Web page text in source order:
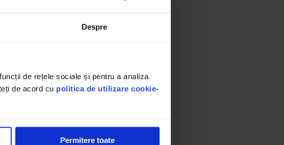
Despre
de rețele sociale și pentru a analiza
de acord cu politica de utilizare cookie-
Permitere toate